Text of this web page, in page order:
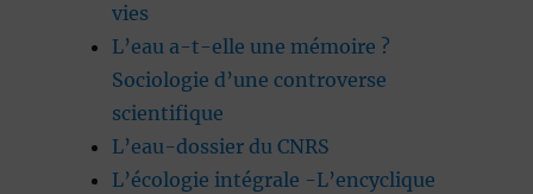
vies
L’eau a-t-elle une mémoire ?
Sociologie d’une controverse
scientifique
L’eau-dossier du CNRS
L’écologie intégrale -L’encyclique